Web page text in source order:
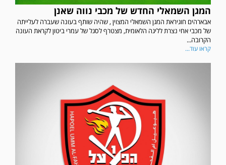
המגן השמאלי החדש של מכבי נווה שאנן
אבארהים חוגיראת המגן השמאלי המצוין , שהיה שותף בעונה שעברה לעלייתה
של מכבי אחי נצרת לליגה הלאומית, מצטרף לסגל של עמרי ביטון לקראת העונה
הקרובה...
קראו עוד...